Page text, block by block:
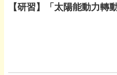
【研習】「太陽能動力轉